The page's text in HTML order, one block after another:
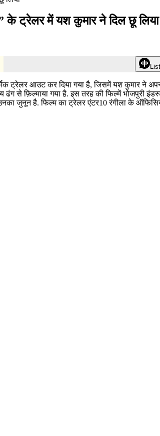
के ट्रेलर में यश कुमार ने दिल छू लिया
ट्रेलर आउट कर दिया गया है, जिसमें यश कुमार
से फ़िल्माया गया है. इस तरह की फिल्में भोजपुरी
उनका जुनून है. फिल्म का ट्रेलर एंटर10 रंगीला के